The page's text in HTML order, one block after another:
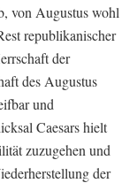
von Augustus wohl
republikanischer
der
des Augustus
und
Caesars hielt
zuzugehen und
der